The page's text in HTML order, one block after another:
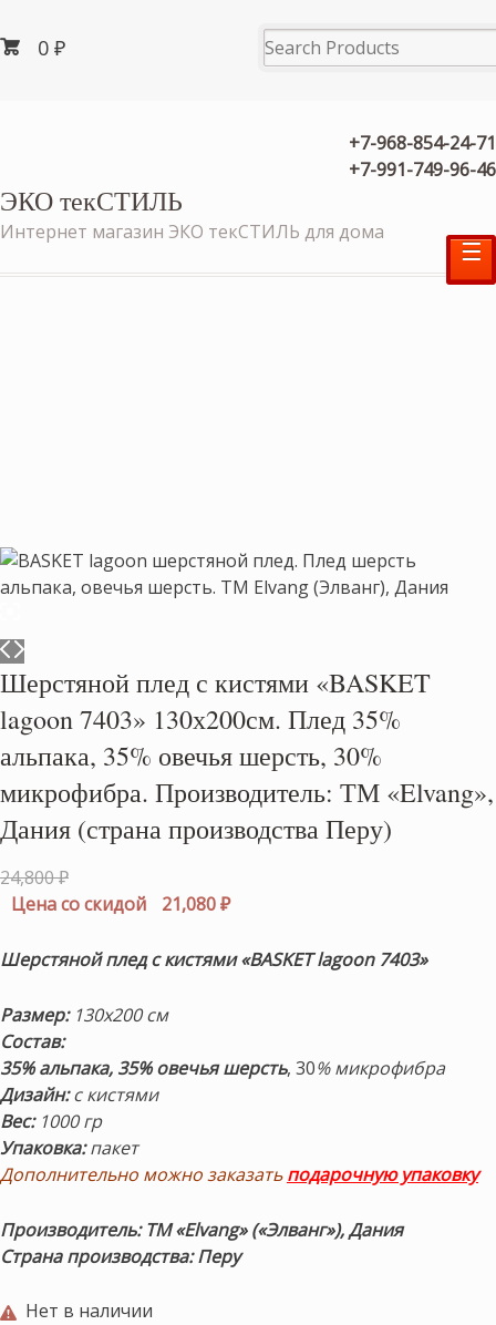
0₽
+7-968-854-24-71
+7-991-749-96-46
ЭКО текСТИЛЬ
Интернет магазин ЭКО текСТИЛЬ для дома
☰
Шерстяной плед с кистями «BASKET
lagoon 7403» 130х200см. Плед 35%
альпака, 35% овечья шерсть, 30%
микрофибра. Производитель: ТМ «Elvang»,
Дания (страна производства Перу)
24,800₽Первоначальная
цена
24,800 ₽.
Цена со скидой 21,080₽Текущая
21,080 ₽.
Шерстяной плед с кистями «BASKET lagoon 7403»
Размер:130х200 см
Состав:
35% альпака, 35% овечья шерсть, 30% микрофибра
Дизайн:с кистями
Вес:1000 гр
Упаковка:пакет
Дополнительно можно заказать подарочную упаковку
Производитель: ТМ «Elvang» («Элванг»), Дания
Страна производства: Перу
Нет в наличии